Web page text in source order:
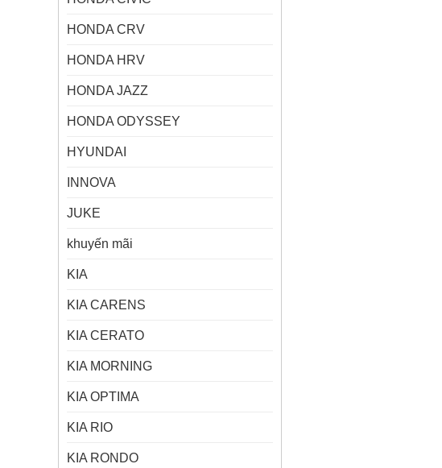
HONDA CRV
HONDA HRV
HONDA JAZZ
HONDA ODYSSEY
HYUNDAI
INNOVA
JUKE
khuyến mãi
KIA
KIA CARENS
KIA CERATO
KIA MORNING
KIA OPTIMA
KIA RIO
KIA RONDO